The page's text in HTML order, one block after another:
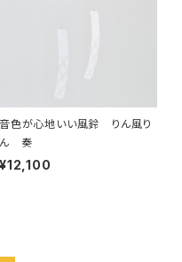
音色が心地いい風鈴 りん風り
ん 奏
¥12,100